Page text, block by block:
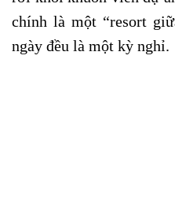
chính là một “resort
ngày đều là một kỳ nghỉ.